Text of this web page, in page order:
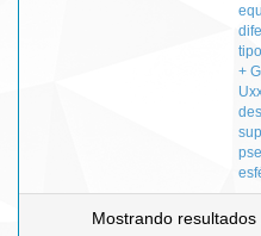
+
Mostrando